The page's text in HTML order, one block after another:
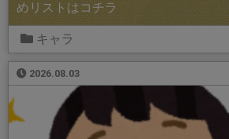
めリストはコチラ
キャラ
2026.08.03